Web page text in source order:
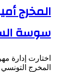
المخرج
سوسة
اختارت إدارة
المخرج